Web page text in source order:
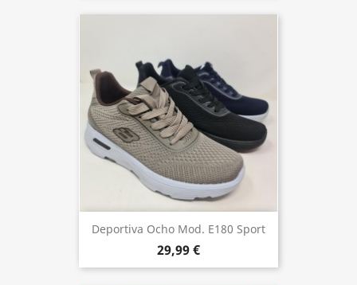
Deportiva Ocho Mod. E180 Sport
29,99 €